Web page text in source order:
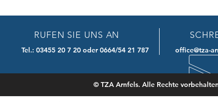
RUFEN SIE UNS AN
Tel.: 03455 20 7 20 oder 0664/54 21 787 office@tza-
© TZA Arnfels. Alle Rechte